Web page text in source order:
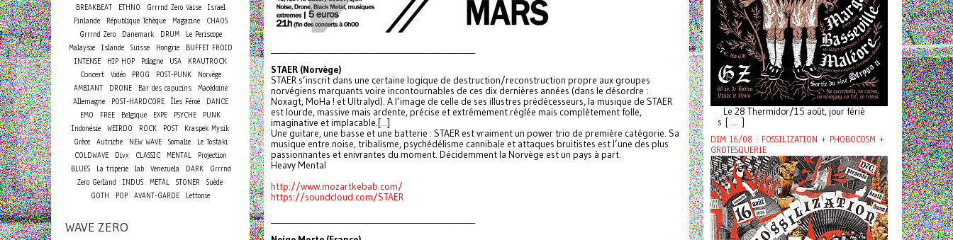
STAER (Norvège)
STAER s’inscrit dans une certaine logique de destruction/reconstruction propre aux groupes
norvégiens marquants voire incontournables de ces dix dernières années (dans le désordre :
Noxagt, MoHa ! et Ultralyd). A l’image de celle de ses illustres prédécesseurs, la musique de STAER
est lourde, massive mais ardente, précise et extrêmement réglée mais complètement folle,
imaginative et implacable.[...]
Une guitare, une basse et une batterie : STAER est vraiment un power trio de première catégorie. Sa
musique entre noise, tribalisme, psychédélisme cannibale et attaques bruitistes est l’une des plus
passionnantes et enivrantes du moment. Décidemment la Norvège est un pays à part.
Heavy Mental
http://www.mozartkebab.com/
https://soundcloud.com/STAER
BREAKBEAT
ETHNO Grrrnd Zero Vaise
Israel
Finlande
République Tchèque Magazine
CHAOS
Grrrnd Zero
Danemark DRUM
Le Periscope
Malaysie
Islande Suisse Hongrie
BUFFET FROID
INTENSE
HIP HOP Pologne USA KRAUTROCK
Concert Vidéo PROG POST-PUNK
Norvège
AMBIANT
DRONE Bar des capucins
Macédoine
Allemagne
POST-HARDCORE Îles Féroé
DANCE
EMO
FREE Belgique EXPE PSYCHE
PUNK
Indonésie WEIRDO ROCK POST
Kraspek Mysik
Grèce
Autriche NEW WAVE Somalie
Le Tostaki
COLDWAVE
Divx CLASSIC MENTAL
Projection
BLUES
La triperie lab Venezuela DARK
Grrrnd
Zero Gerland
INDUS METAL STONER
Suède
GOTH
POP AVANT-GARDE Lettonie
WAVE ZERO
Le 28 Thermidor/15 août, jour férié
s [ ... ]
DIM 16/08 : FOSSILIZATION + PHOBOCOSM +
GROTESQUERIE